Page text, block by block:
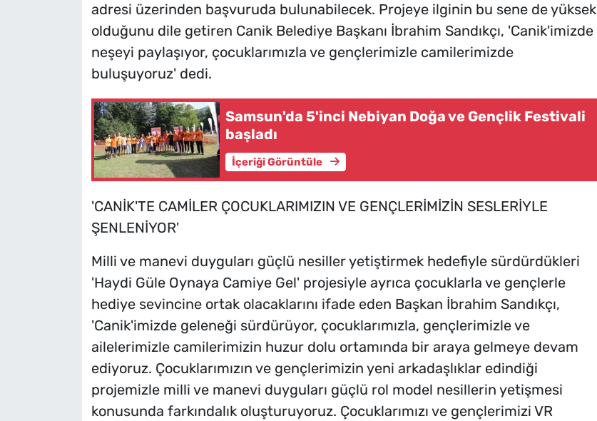
adresi üzerinden başvuruda bulunabilecek. Projeye ilginin bu sene de yüksek
olduğunu dile getiren Canik Belediye Başkanı İbrahim Sandıkçı, 'Canik'imizde
neşeyi paylaşıyor, çocuklarımızla ve gençlerimizle camilerimizde
buluşuyoruz' dedi.
Samsun'da 5'inci Nebiyan Doğa ve Gençlik Festivali
başladı
İçeriği Görüntüle
'CANİK'TE CAMİLER ÇOCUKLARIMIZIN VE GENÇLERİMİZİN SESLERİYLE
ŞENLENİYOR'
Milli ve manevi duyguları güçlü nesiller yetiştirmek hedefiyle sürdürdükleri
'Haydi Güle Oynaya Camiye Gel' projesiyle ayrıca çocuklarla ve gençlerle
hediye sevincine ortak olacaklarını ifade eden Başkan İbrahim Sandıkçı,
'Canik'imizde geleneği sürdürüyor, çocuklarımızla, gençlerimizle ve
ailelerimizle camilerimizin huzur dolu ortamında bir araya gelmeye devam
ediyoruz. Çocuklarımızın ve gençlerimizin yeni arkadaşlıklar edindiği
projemizle milli ve manevi duyguları güçlü rol model nesillerin yetişmesi
konusunda farkındalık oluşturuyoruz. Çocuklarımızı ve gençlerimizi VR